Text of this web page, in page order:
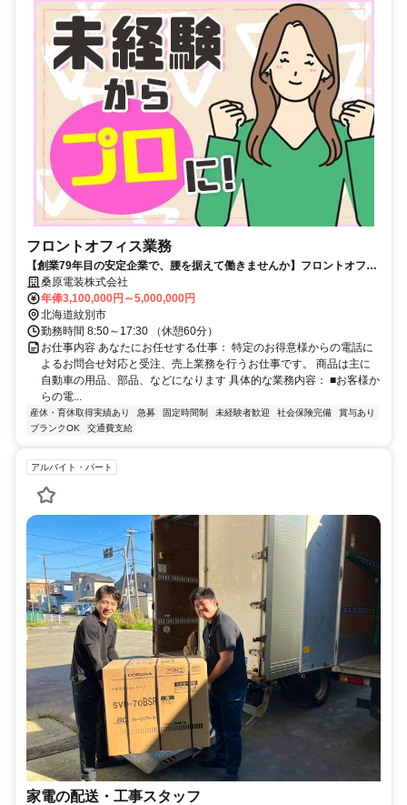
フロントオフィス業務
【創業79年目の安定企業で、腰を据えて働きませんか】フロントオフィ
ス業務/未経験OK/賞与あり/社会保険完備/紋別市
桑原電装株式会社
年俸3,100,000円～5,000,000円
北海道紋別市
勤務時間 8:50～17:30 （休憩60分）
お仕事内容 あなたにお任せする仕事： 特定のお得意様からの電話に
よるお問合せ対応と受注、売上業務を行うお仕事です。 商品は主に
自動車の用品、部品、などになります 具体的な業務内容： ■お客様か
らの電...
産休・育休取得実績あり 急募 固定時間制 未経験者歓迎 社会保険完備
賞与あり
ブランクOK
交通費支給
アルバイト・パート
家電の配送・工事スタッフ